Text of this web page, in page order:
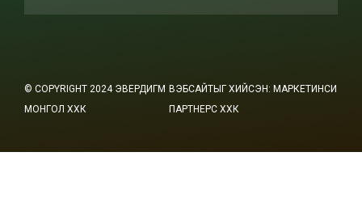
© COPYRIGHT 2024 ЭВЕРДИГМ
МОНГОЛ ХХК
ВЭБСАЙТЫГ ХИЙСЭН: МАРКЕТИНСИ
ПАРТНЕРС ХХК